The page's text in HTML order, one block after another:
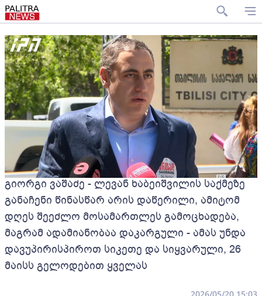
გიორგი ვაშაძე - ლევან ხაბეიშვილის საქმეზე
განაჩენი წინასწარ არის დაწერილი, ამიტომ
დღეს შეეძლო მოსამართლეს გამოცხადება,
მაგრამ ადამიანობაა დაკარგული - ამას უნდა
დავუპირისპიროთ სიკეთე და სიყვარული, 26
მაისს გელოდებით ყველას